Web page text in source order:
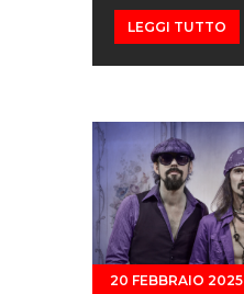
LEGGI TUTTO
20 FEBBRAIO 2025